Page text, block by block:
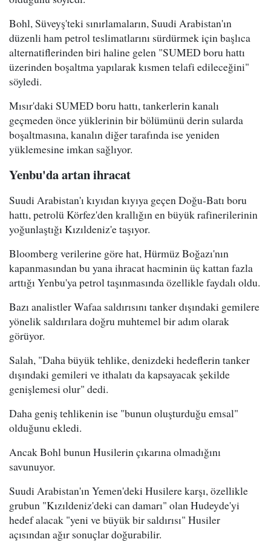
Bohl, Süveyş'teki sınırlamaların, Suudi Arabistan'ın
düzenli ham petrol teslimatlarını sürdürmek için başlıca
alternatiflerinden biri haline gelen "SUMED boru hattı
üzerinden boşaltma yapılarak kısmen telafi edileceğini"
söyledi.
Mısır'daki SUMED boru hattı, tankerlerin kanalı
geçmeden önce yüklerinin bir bölümünü derin sularda
boşaltmasına, kanalın diğer tarafında ise yeniden
yüklemesine imkan sağlıyor.
Yenbu'da artan ihracat
Suudi Arabistan'ı kıyıdan kıyıya geçen Doğu-Batı boru
hattı, petrolü Körfez'den krallığın en büyük rafinerilerinin
yoğunlaştığı Kızıldeniz'e taşıyor.
Bloomberg verilerine göre hat, Hürmüz Boğazı'nın
kapanmasından bu yana ihracat hacminin üç kattan fazla
arttığı Yenbu'ya petrol taşınmasında özellikle faydalı oldu.
Bazı analistler Wafaa saldırısını tanker dışındaki gemilere
yönelik saldırılara doğru muhtemel bir adım olarak
görüyor.
Salah, "Daha büyük tehlike, denizdeki hedeflerin tanker
dışındaki gemileri ve ithalatı da kapsayacak şekilde
genişlemesi olur" dedi.
Daha geniş tehlikenin ise "bunun oluşturduğu emsal"
olduğunu ekledi.
Ancak Bohl bunun Husilerin çıkarına olmadığını
savunuyor.
Suudi Arabistan'ın Yemen'deki Husilere karşı, özellikle
grubun "Kızıldeniz'deki can damarı" olan Hudeyde'yi
hedef alacak "yeni ve büyük bir saldırısı" Husiler
açısından ağır sonuçlar doğurabilir.